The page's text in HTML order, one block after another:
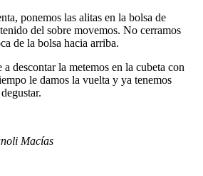
ponemos las alitas en la bolsa de
del sobre movemos. No cerramos
de la bolsa hacia arriba.
a descontar la metemos en la cubeta con
le damos la vuelta y ya tenemos
Macías